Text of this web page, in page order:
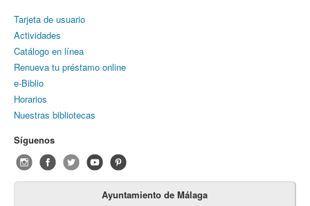
Tarjeta de usuario
Actividades
Catálogo en línea
Renueva tu préstamo online
e-Biblio
Horarios
Nuestras bibliotecas
Síguenos
Ayuntamiento de Málaga